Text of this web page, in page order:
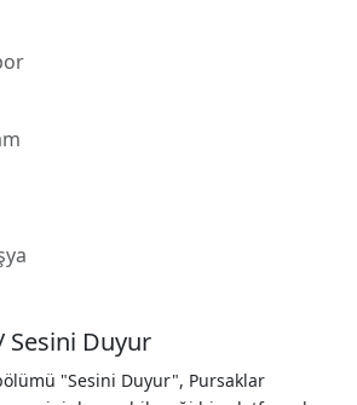
Sesini Duyur
"Sesini Duyur", Pursaklar